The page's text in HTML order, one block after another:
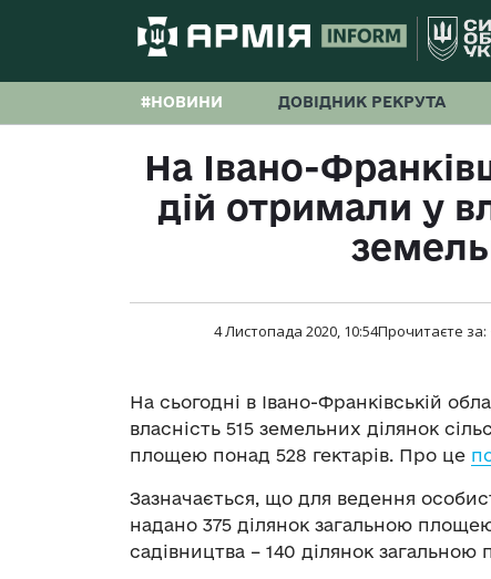
#НОВИНИ ДОВІДНИК РЕКРУТА
На Івано-
дій отримали у
4 Листопада 2020, 10:54Прочитаєте за:
На сьогодні в Івано-Франківській
власність 515 земельних ділянок
площею понад 528 гектарів. Про це
Зазначається, що для ведення
надано 375 ділянок загальною
садівництва – 140 ділянок загальною